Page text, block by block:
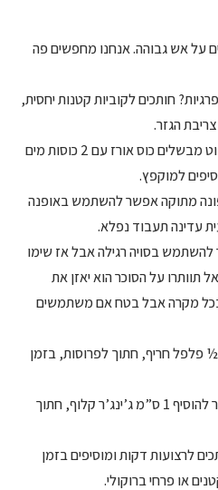
על אש גבוהה. אנחנו מחפשים פה
חותכים לקוביות קטנות יחסית,
הגזר.
– אם אין לכם אורז מוכן בבית פשוט מבשלים כוס אורז עם 2 כוסות מים
למוקפץ.
מתוקה אפשר להשתמש באופנה
עדינה תעבוד נפלא.
בסויה רגילה אבל אז שימו
תוותרו על הסוכר הוא יאזן את
בכל מקרה אבל בטח אם משתמשים
פלפל חריף, חתוך לפרוסות, בזמן
– יש לכם ג’ינג’ר טרי בבית? אפשר להוסיף 1 ס”מ ג’ינג’ר קלוף, חתוך
לרצועות דקות ומוסיפים בזמן
או פרחי ברוקולי.